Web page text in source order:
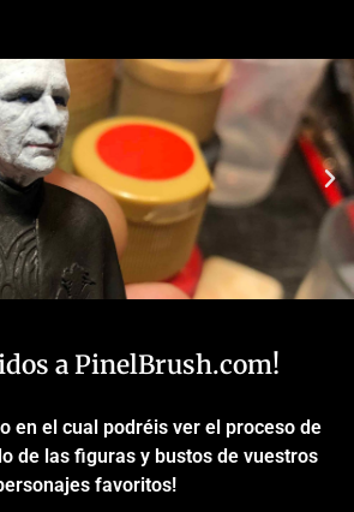
1991
de
Xboxone o
Switch.
a PinelBrush.com!
en el cual podréis ver el proceso de
de las figuras y bustos de vuestros
favoritos!